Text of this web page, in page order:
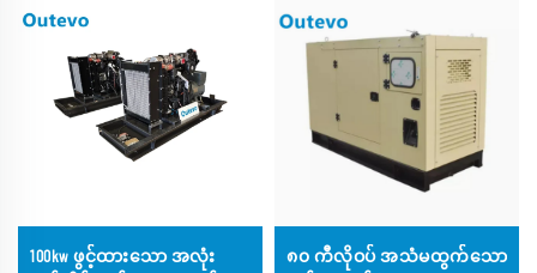
100kw ဖွင့်ထားသော အလုံး
၈၀ ကီလိုဝပ် အသံမထွက်သော